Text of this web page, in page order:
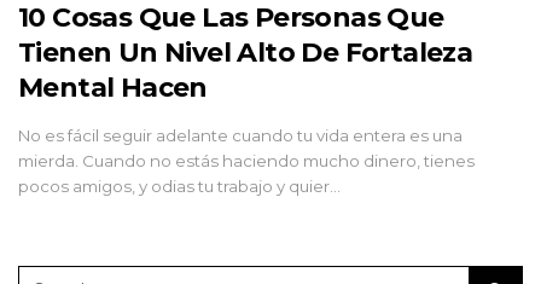
10 Cosas Que Las Personas Que
Tienen Un Nivel Alto De Fortaleza
Mental Hacen
No es fácil seguir adelante cuando tu vida entera es una
mierda. Cuando no estás haciendo mucho dinero, tienes
pocos amigos, y odias tu trabajo y quier…